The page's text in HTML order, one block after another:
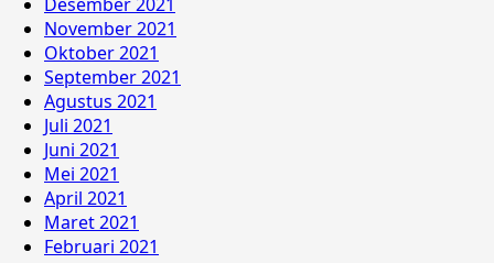
November 2021
Oktober 2021
September 2021
Agustus 2021
Juli 2021
Juni 2021
Mei 2021
April 2021
Maret 2021
Februari 2021